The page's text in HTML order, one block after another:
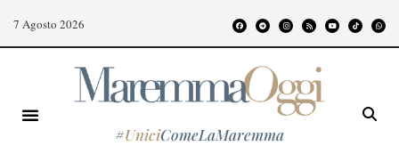
7 Agosto 2026
#UniciComeLaMaremma